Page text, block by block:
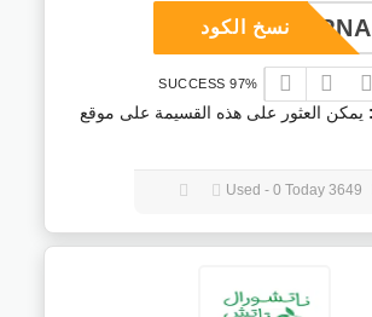
COUPNAنسخ الكود
97% SUCCESS
يمكن العثور على هذه القسيمة على موقع